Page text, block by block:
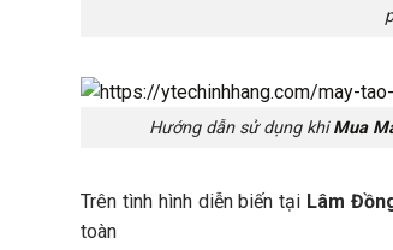
Hướng dẫn sử dụng khiMua
Trên tình hình diễn biến tại Lâm
toàn